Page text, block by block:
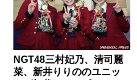
NGT48三村妃乃、清司麗
菜、新井りりののユニッ